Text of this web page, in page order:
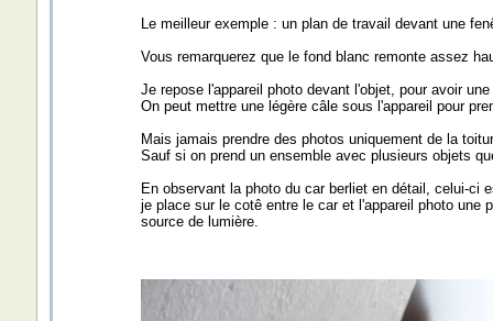
Le meilleur exemple : un plan de travail devant une
Vous remarquerez que le fond blanc remonte assez
Je repose l'appareil photo devant l'objet, pour avoir
On peut mettre une légère câle sous l'appareil pour
Mais jamais prendre des photos uniquement de la
Sauf si on prend un ensemble avec plusieurs objets
En observant la photo du car berliet en détail, celui-ci
je place sur le cotê entre le car et l'appareil photo une
source de lumière.